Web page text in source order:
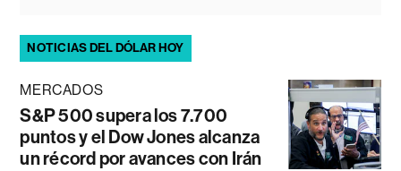
NOTICIAS DEL DÓLAR HOY
MERCADOS
S&P 500 supera los 7.700
puntos y el Dow Jones alcanza
un récord por avances con Irán